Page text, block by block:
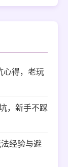
心得，老玩
，新手不踩
经验与避